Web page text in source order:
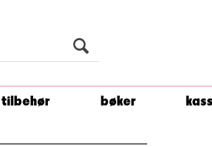
tilbehør bøker